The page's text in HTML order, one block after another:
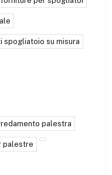
spogliatoio su misura
palestra
palestre